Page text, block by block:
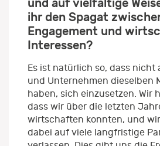
und auf vielfältige
ihr den Spagat
Engagement und
Interessen?
Es ist natürlich so, dass nicht
und Unternehmen dieselben
haben, sich einzusetzen. Wir
dass wir über die letzten
wirtschaften konnten, und
dabei auf viele langfristige